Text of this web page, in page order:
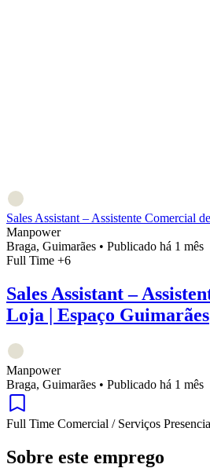
Sales Assistant – Assistente Comercial
Manpower
Braga, Guimarães • Publicado há 1 mês
Full Time +6
Sales Assistant –
Loja | Espaço Guimarães
Manpower
Braga, Guimarães • Publicado há 1 mês
Full Time Comercial / Serviços
Sobre este emprego